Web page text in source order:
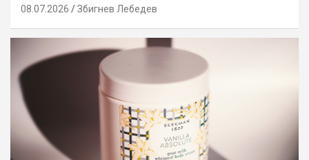
08.07.2026 Збигнев Лебедев